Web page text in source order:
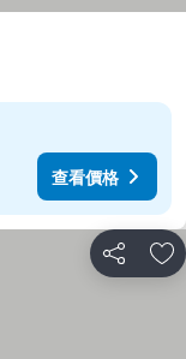
查看價格
分享 放